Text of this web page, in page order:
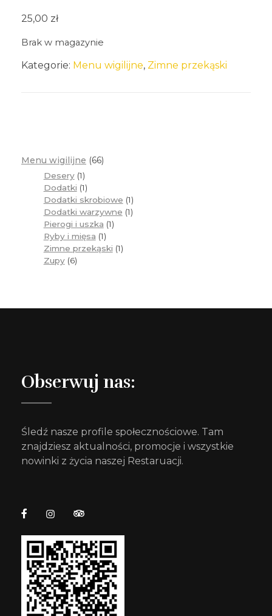
25,00 zł
Brak w magazynie
Kategorie: Menu wigilijne, Zimne przekąski
Menu wigilijne 66
Desery 1
Dodatki 1
Dodatki skrobiowe 1
Dodatki warzywne 1
Pierogi i uszka 1
Ryby i mięsa 1
Zimne przekąski 1
Zupy 6
Obserwuj nas:
Śledź nasze profile społecznościowe. Tam
znajdziesz aktualności, promocje i wszystkie
nowinki z życia naszej Restaruacji.